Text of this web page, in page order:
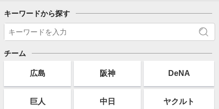
キーワードから探す
チーム
広島 阪神 DeNA
巨人 中日 ヤクルト